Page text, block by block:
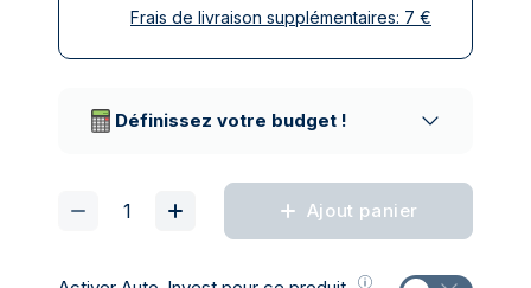
Toutes taxes comprises
Frais de livraison supplémentaires: 7 €
Définissez votre budget !
Ajout panier